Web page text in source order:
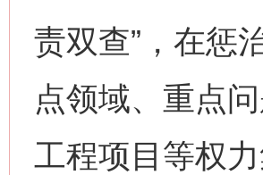
责双查”，在惩
点领域、重点
工程项目等权